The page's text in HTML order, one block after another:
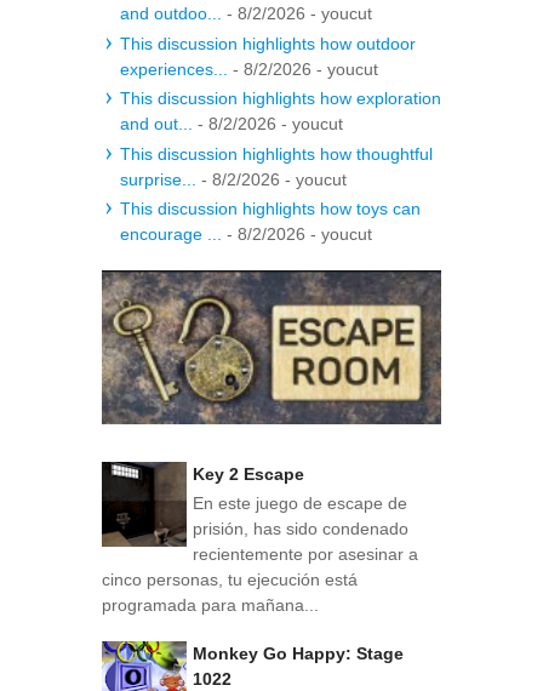
and outdoo...
- 8/2/2026 - youcut
This discussion highlights how outdoor
experiences...
- 8/2/2026 - youcut
This discussion highlights how exploration
and out...
- 8/2/2026 - youcut
This discussion highlights how thoughtful
surprise...
- 8/2/2026 - youcut
This discussion highlights how toys can
encourage ...
- 8/2/2026 - youcut
Key 2 Escape
En este juego de escape de
prisión, has sido condenado
recientemente por asesinar a
cinco personas, tu ejecución está
programada para mañana...
Monkey Go Happy: Stage
1022